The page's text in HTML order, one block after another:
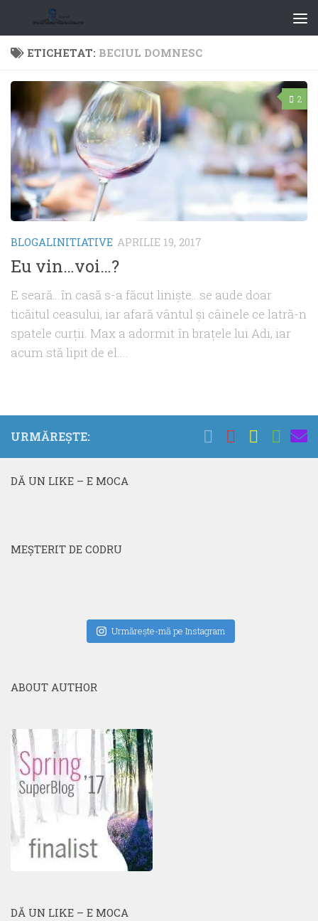
ETICHETAT: BECIUL DOMNESC
2
BLOGALINITIATIVE APRILIE 19, 2017
Eu vin…voi…?
E seară…în casă s-a făcut linişte…se aude doar
ticăitul ceasului, iar afară vântul şi câinele ce latră-n
spatele curţii. Max a adormit în braţele lui Adi, iar
acum stă lipit de el....
URMĂREȘTE:
DĂ UN LIKE – E MOCA
MEŞTERIT DE CODRU
Urmăreşte-mă pe Instagram
ABOUT AUTHOR
DĂ UN LIKE – E MOCA